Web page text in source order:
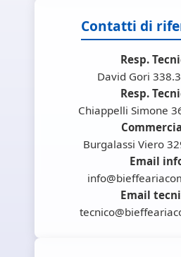
Contatti di
Resp.
David Gori
Resp.
Chiappelli Simone
Burgalassi Viero
Email
Email